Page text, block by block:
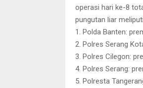
operasi hari ke-8
pungutan liar
1. Polda Banten:
2. Polres Serang
3. Polres Cilegon:
4. Polres Serang:
5. Polresta